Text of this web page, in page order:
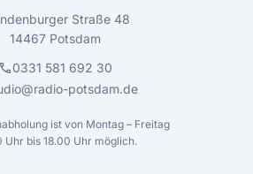
Straße 48
14467 Potsdam
call0331 581 692 30
potsdam.de
ist von Montag – Freitag
Uhr bis 18.00 Uhr möglich.